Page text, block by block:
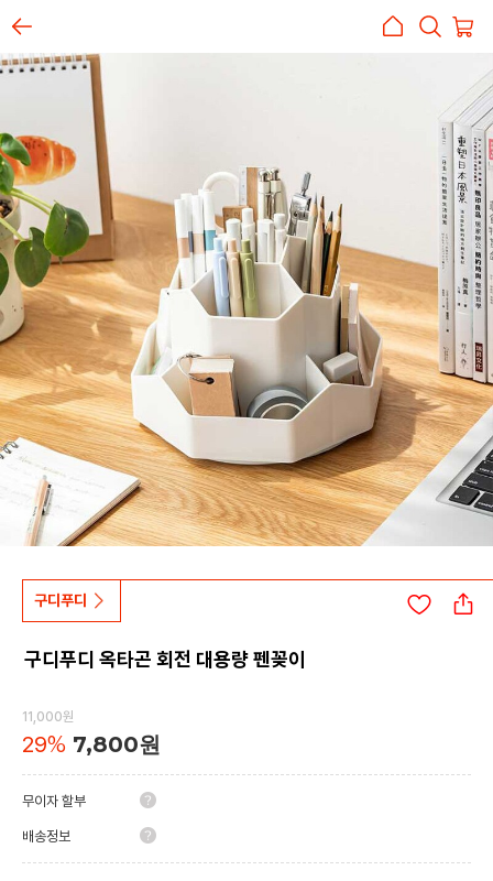
구디푸디
구디푸디 옥타곤 회전 대용량 펜꽂이
11,000원
29% 7,800원
무이자 할부
배송정보